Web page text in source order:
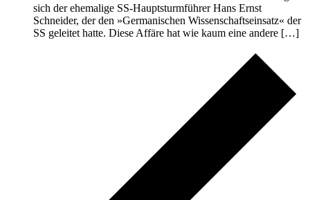
sich der ehemalige SS-Hauptsturmführer Hans Ernst
Schneider, der den »Germanischen Wissenschaftseinsatz« der
SS geleitet hatte. Diese Affäre hat wie kaum eine andere […]